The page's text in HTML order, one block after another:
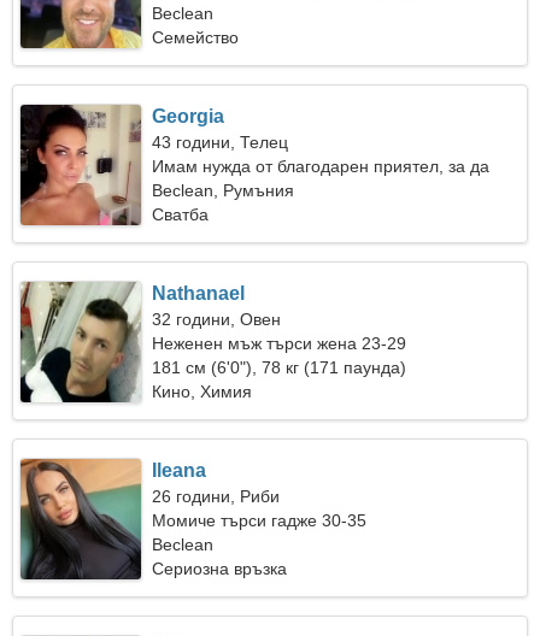
жена
Beclean
Семейство
Georgia
43 години, Телец
Имам нужда от благодарен приятел, за да
пътувам
Beclean, Румъния
Сватба
Nathanael
32 години, Овен
Неженен мъж търси жена 23-29
181 см (6'0"), 78 кг (171 паунда)
Кино, Химия
Ileana
26 години, Риби
Момиче търси гадже 30-35
Beclean
Сериозна връзка